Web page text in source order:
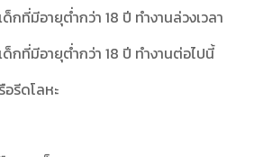
กที่มีอายุต่ำกว่า 18 ปี ทำงานล่วงเวลา
กที่มีอายุต่ำกว่า 18 ปี ทำงานต่อไปนี้
รีดโลหะ